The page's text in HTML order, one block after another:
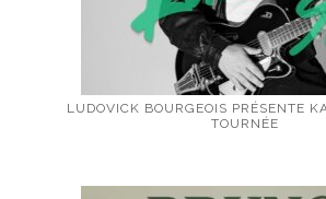
LUDOVICK BOURGEOIS PRÉSENTE
TOURNÉE